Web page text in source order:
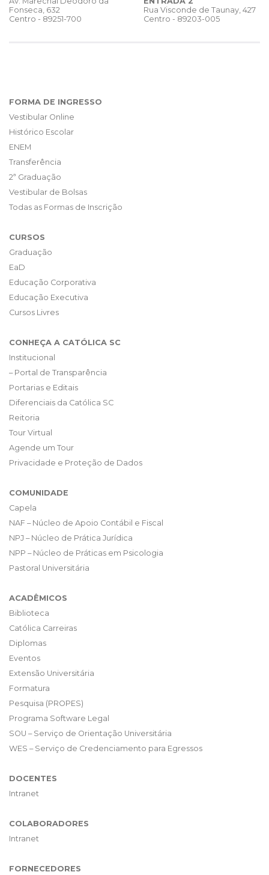
Fonseca, 632
Centro - 89251-700
Rua Visconde de Taunay, 427
Centro - 89203-005
FORMA DE INGRESSO
Vestibular Online
Histórico Escolar
ENEM
Transferência
2ª Graduação
Vestibular de Bolsas
Todas as Formas de Inscrição
CURSOS
Graduação
EaD
Educação Corporativa
Educação Executiva
Cursos Livres
CONHEÇA A CATÓLICA SC
Institucional
– Portal de Transparência
Portarias e Editais
Diferenciais da Católica SC
Reitoria
Tour Virtual
Agende um Tour
Privacidade e Proteção de Dados
COMUNIDADE
Capela
NAF – Núcleo de Apoio Contábil e Fiscal
NPJ – Núcleo de Prática Jurídica
NPP – Núcleo de Práticas em Psicologia
Pastoral Universitária
ACADÊMICOS
Biblioteca
Católica Carreiras
Diplomas
Eventos
Extensão Universitária
Formatura
Pesquisa (PROPES)
Programa Software Legal
SOU – Serviço de Orientação Universitária
WES – Serviço de Credenciamento para Egressos
DOCENTES
Intranet
COLABORADORES
Intranet
FORNECEDORES